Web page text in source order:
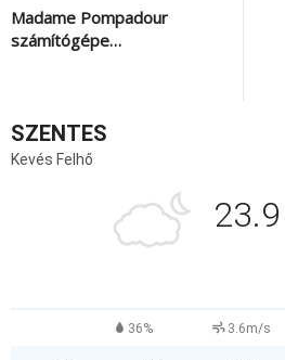
Madame Pompadour
számítógépe…
SZENTES
Kevés Felhő
23.9
36% 3.6m/s